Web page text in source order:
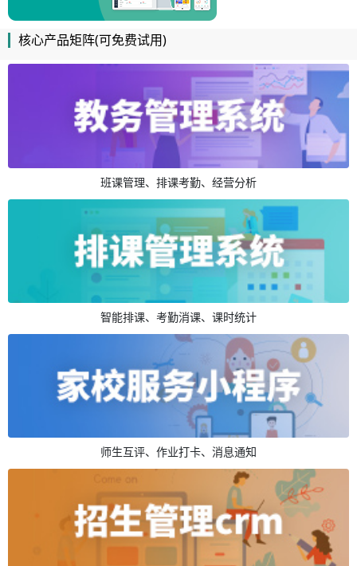
核心产品矩阵(可免费试用)
班课管理、排课考勤、经营分析
智能排课、考勤消课、课时统计
师生互评、作业打卡、消息通知